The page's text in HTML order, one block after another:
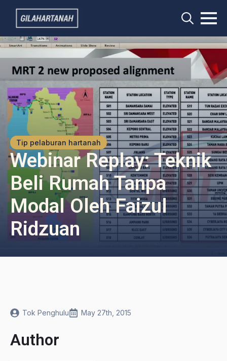
Search
for:
Tip pelaburan hartanah
Webinar Replay: Teknik
Beli Rumah Tanpa
Modal Oleh Faizul
Ridzuan
Tok Penghulu May 27th, 2015
Author